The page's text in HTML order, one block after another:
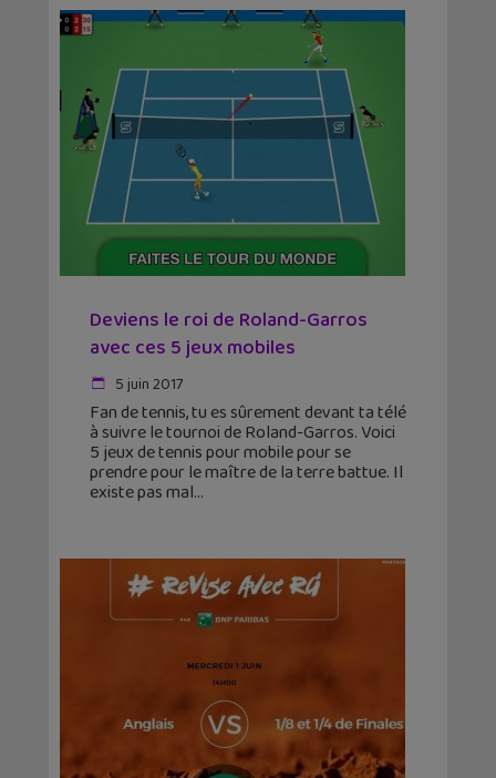
Deviens le roi de Roland-Garros
avec ces 5 jeux mobiles
5 juin 2017
Fan de tennis, tu es sûrement devant ta télé
à suivre le tournoi de Roland-Garros. Voici
5 jeux de tennis pour mobile pour se
prendre pour le maître de la terre battue. Il
existe pas mal